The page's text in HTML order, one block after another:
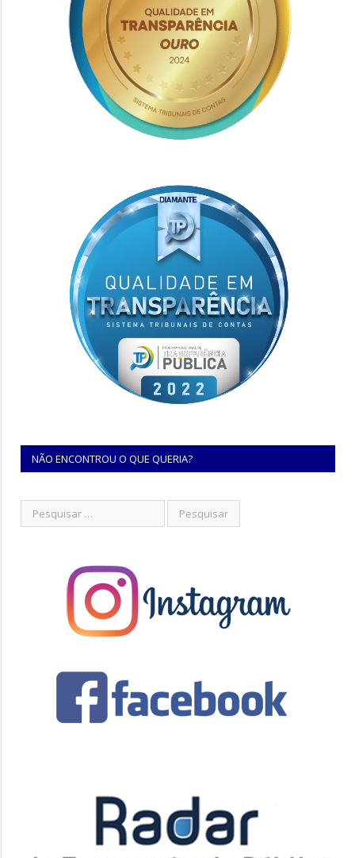
NÃO ENCONTROU O QUE QUERIA?